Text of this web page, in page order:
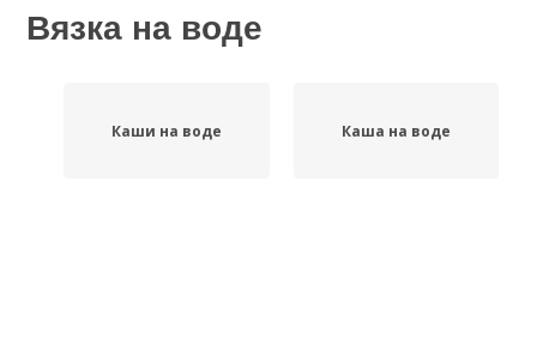
Вязка на воде
Каши на воде Каша на воде